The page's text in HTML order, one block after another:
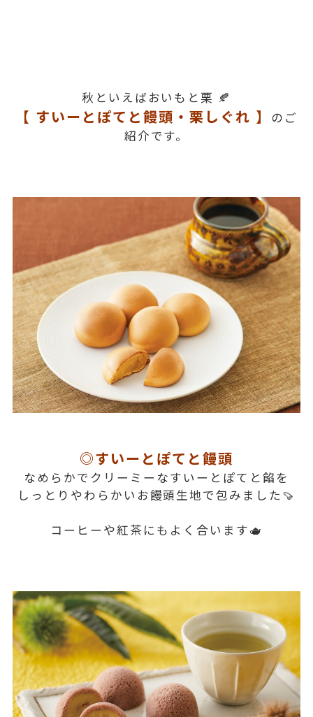
秋といえばおいもと栗 🍂
【 すいーとぽてと饅頭・栗しぐれ 】
のご
紹介です。
◎すいーとぽてと饅頭
なめらかでクリーミーなすいーとぽてと餡を
しっとりやわらかいお饅頭生地で包みました🍠
コーヒーや紅茶にもよく合います🫖